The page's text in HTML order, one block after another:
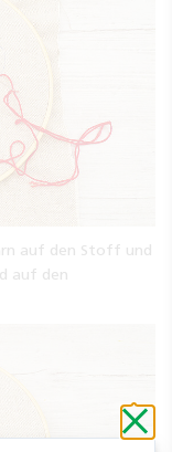
auf den Stoff und
auf den
ohne
zu